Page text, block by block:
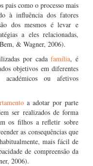
pais como o processo mais
à influência dos fatores
dos mesmos é levar e
a eles relacionadas,
& Wagner, 2006).
por cadafamília, é
objetivos em diferentes
ou afetivos
a adotar por parte
ser realizados de forma
os filhos a refletir sobre
as consequências que
mais fácil de
de compreensão da
2006).